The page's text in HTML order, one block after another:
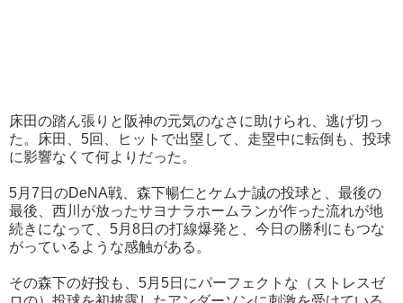
床田の踏ん張りと阪神の元気のなさに助けられ、逃げ切っ
た。床田、5回、ヒットで出塁して、走塁中に転倒も、投球
に影響なくて何よりだった。
5月7日のDeNA戦、森下暢仁とケムナ誠の投球と、最後の
最後、西川が放ったサヨナラホームランが作った流れが地
続きになって、5月8日の打線爆発と、今日の勝利にもつな
がっているような感触がある。
その森下の好投も、5月5日にパーフェクトな（ストレスゼ